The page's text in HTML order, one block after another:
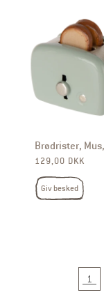
Brødrister,
Normalpris
129,00 DKK
Giv besked
1